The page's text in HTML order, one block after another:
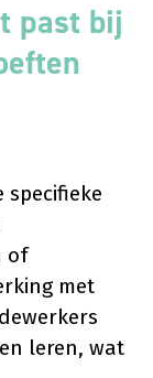
past bij
of
met
leren, wat